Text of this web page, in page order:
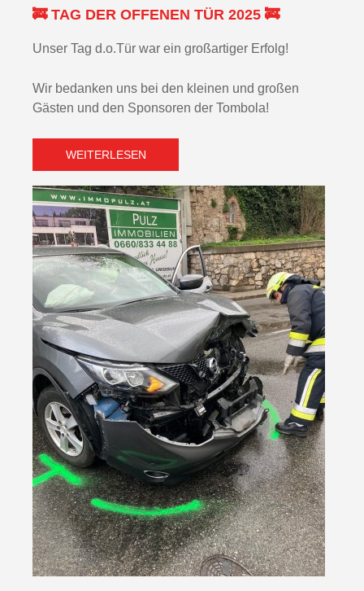
🚒 TAG DER OFFENEN TÜR 2025 🚒
Unser Tag d.o.Tür war ein großartiger Erfolg!
Wir bedanken uns bei den kleinen und großen
Gästen und den Sponsoren der Tombola!
WEITERLESEN